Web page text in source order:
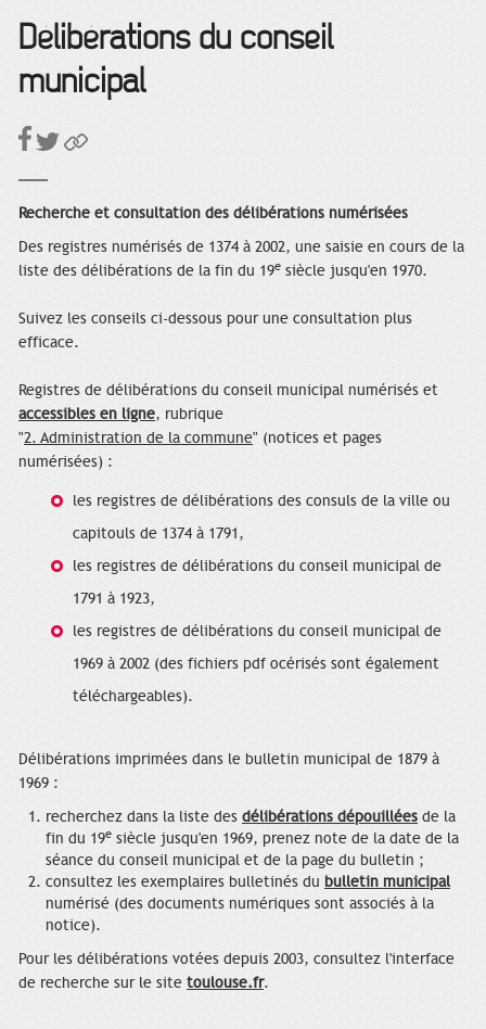
Délibérations du conseil
municipal
Recherche et consultation des délibérations numérisées
Des registres numérisés de 1374 à 2002, une saisie en cours de la
liste des délibérations de la fin du 19e siècle jusqu'en 1970.
Suivez les conseils ci-dessous pour une consultation plus
efficace.
Registres de délibérations du conseil municipal numérisés et
accessibles en ligne, rubrique
"2. Administration de la commune" (notices et pages
numérisées) :
les registres de délibérations des consuls de la ville ou
capitouls de 1374 à 1791,
les registres de délibérations du conseil municipal de
1791 à 1923,
les registres de délibérations du conseil municipal de
1969 à 2002 (des fichiers pdf océrisés sont également
téléchargeables).
Délibérations imprimées dans le bulletin municipal de 1879 à
1969 :
recherchez dans la liste des délibérations dépouillées de la
fin du 19e siècle jusqu'en 1969, prenez note de la date de la
séance du conseil municipal et de la page du bulletin ;
consultez les exemplaires bulletinés du bulletin municipal
numérisé (des documents numériques sont associés à la
notice).
Pour les délibérations votées depuis 2003, consultez l'interface
de recherche sur le site toulouse.fr.